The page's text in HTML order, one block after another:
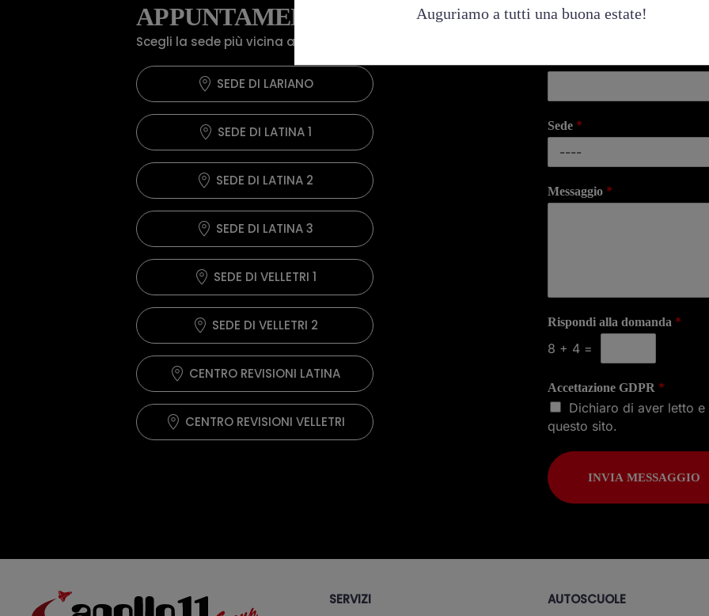
APPUNTAMENTO
Scegli la sede più vicina a te!
SEDE DI LARIANO
SEDE DI LATINA 1
SEDE DI LATINA 2
SEDE DI LATINA 3
SEDE DI VELLETRI 1
SEDE DI VELLETRI 2
CENTRO REVISIONI LATINA
CENTRO REVISIONI VELLETRI
Sede *
Messaggio *
Rispondi alla domanda *
8 + 4 =
Accettazione GDPR *
Dichiaro di aver letto
questo sito.
INVIA MESSAGGIO
SERVIZI AUTOSCUOLE
Auguriamo a tutti una buona estate!